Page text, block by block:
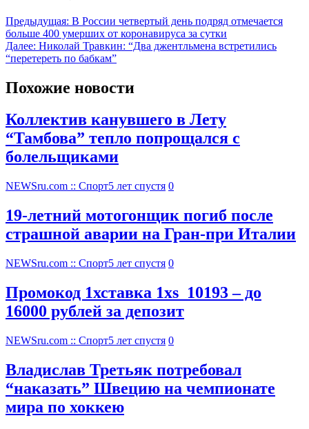
Предыдущая: В России четвертый день подряд отмечается
больше 400 умерших от коронавируса за сутки
Далее: Николай Травкин: “Два джентльмена встретились
“перетереть по бабкам”
Похожие новости
Коллектив канувшего в Лету
“Тамбова” тепло попрощался с
болельщиками
NEWSru.com :: Спорт5 лет спустя 0
19-летний мотогонщик погиб после
страшной аварии на Гран-при Италии
NEWSru.com :: Спорт5 лет спустя 0
Промокод 1хставка 1xs_10193 – до
16000 рублей за депозит
NEWSru.com :: Спорт5 лет спустя 0
Владислав Третьяк потребовал
“наказать” Швецию на чемпионате
мира по хоккею